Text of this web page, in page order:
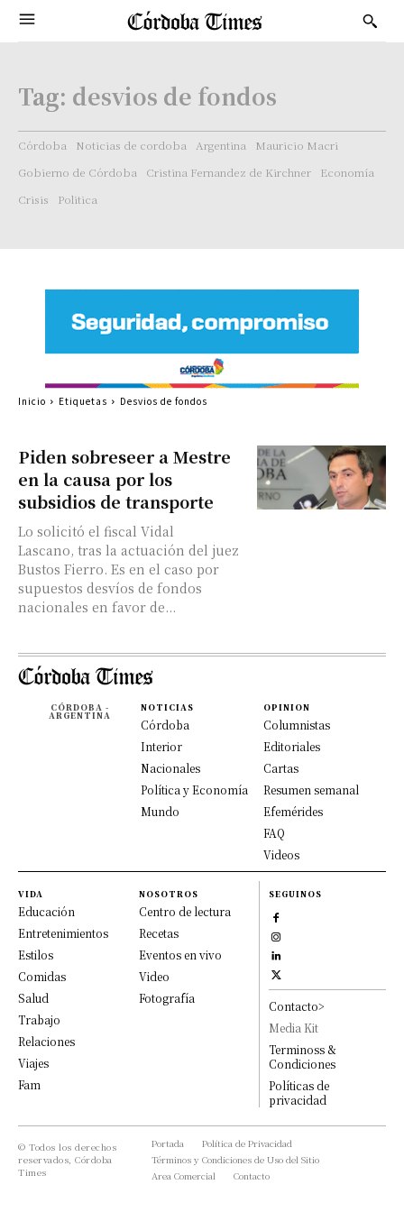
Tag: desvios de fondos
Córdoba Noticias de cordoba Argentina
Mauricio Macri
Gobierno de Córdoba
Cristina Fernandez de Kirchner
Economía
Crisis
Politica
Piden sobreseer a Mestre
en la causa por los
subsidios de transporte
Lo solicitó el fiscal Vidal
Lascano, tras la actuación del juez
Bustos Fierro. Es en el caso por
supuestos desvíos de fondos
nacionales en favor de...
Inicio Etiquetas Desvios de fondos
CÓRDOBA -
ARGENTINA
NOTICIAS
Córdoba
Interior
Nacionales
Política y Economía
Mundo
OPINION
Columnistas
Editoriales
Cartas
Resumen semanal
Efemérides
FAQ
Videos
VIDA
Educación
Entretenimientos
Estilos
Comidas
Salud
Trabajo
Relaciones
Viajes
Fam
NOSOTROS
Centro de lectura
Recetas
Eventos en vivo
Video
Fotografía
SEGUINOS
Contacto>
Media Kit
Terminoss &
Condiciones
Políticas de
privacidad
© Todos los derechos
reservados, Córdoba
Times
Portada
Política de Privacidad
Términos y Condiciones de Uso del Sitio
Area Comercial
Contacto